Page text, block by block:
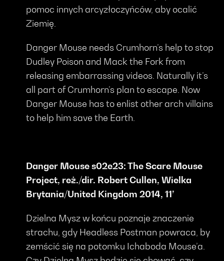
pomoc innych arcyzłoczyńców, aby ocalić
Ziemię.
Danger Mouse needs Crumhorn’s help to stop
Dudley Poison and Mack the Fork from
releasing embarrassing videos. Naturally it’s
all part of Crumhorn’s plan to escape. Now
Danger Mouse has to enlist other arch villains
to help him save the Earth.
Danger Mouse s02e23: The Scare Mouse
Project, reż./dir. Robert Cullen, Wielka
Brytania/United Kingdom 2014, 11’
Dzielna Mysz w końcu poznaje znaczenie
strachu, gdy Headless Postman powraca, by
zemścić się na potomku Ichaboda Mouse’a.